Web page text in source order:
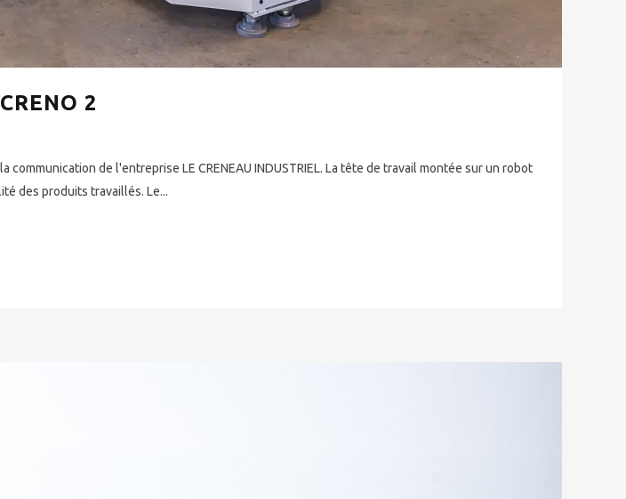
2
communication de l'entreprise LE CRENEAU INDUSTRIEL. La tête de travail montée sur un robot
des produits travaillés. Le...